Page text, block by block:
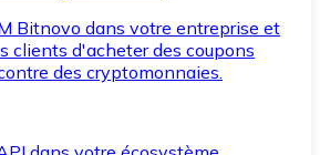
Bitnovo dans votre entreprise et
clients d'acheter des coupons
des cryptomonnaies.